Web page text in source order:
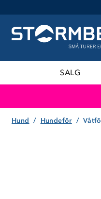
SALG
Hund Hundefôr